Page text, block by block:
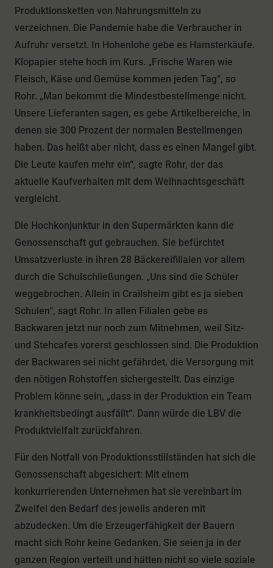
Produktionsketten von Nahrungsmitteln zu
verzeichnen. Die Pandemie habe die Verbraucher in
Aufruhr versetzt. In Hohenlohe gebe es Hamsterkäufe.
Klopapier stehe hoch im Kurs. „Frische Waren wie
Fleisch, Käse und Gemüse kommen jeden Tag“, so
Rohr. „Man bekommt die Mindestbestellmenge nicht.
Unsere Lieferanten sagen, es gebe Artikelbereiche, in
denen sie 300 Prozent der normalen Bestellmengen
haben. Das heißt aber nicht, dass es einen Mangel gibt.
Die Leute kaufen mehr ein“, sagte Rohr, der das
aktuelle Kaufverhalten mit dem Weihnachtsgeschäft
vergleicht.
Die Hochkonjunktur in den Supermärkten kann die
Genossenschaft gut gebrauchen. Sie befürchtet
Umsatzverluste in ihren 28 Bäckereifilialen vor allem
durch die Schulschließungen. „Uns sind die Schüler
weggebrochen. Allein in Crailsheim gibt es ja sieben
Schulen“, sagt Rohr. In allen Filialen gebe es
Backwaren jetzt nur noch zum Mitnehmen, weil Sitz-
und Stehcafes vorerst geschlossen sind. Die Produktion
der Backwaren sei nicht gefährdet, die Versorgung mit
den nötigen Rohstoffen sichergestellt. Das einzige
Problem könne sein, „dass in der Produktion ein Team
krankheitsbedingt ausfällt“. Dann würde die LBV die
Produktvielfalt zurückfahren.
Für den Notfall von Produktionsstillständen hat sich die
Genossenschaft abgesichert: Mit einem
konkurrierenden Unternehmen hat sie vereinbart im
Zweifel den Bedarf des jeweils anderen mit
abzudecken. Um die Erzeugerfähigkeit der Bauern
macht sich Rohr keine Gedanken. Sie seien ja in der
ganzen Region verteilt und hätten nicht so viele soziale